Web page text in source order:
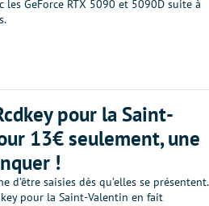
GeForce RTX 5090 et 5090D suite à
pour la Saint-
13€ seulement, une
!
d’être saisies dès qu’elles se présentent.
pour la Saint-Valentin en fait